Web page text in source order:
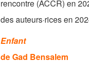
rencontre (ACCR) en
des auteurs·rices en
Enfant
de Gad Bensalem